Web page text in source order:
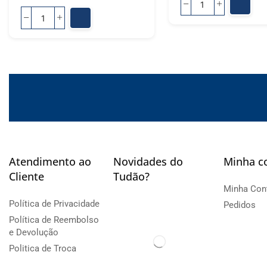
Atendimento ao
Cliente
Política de Privacidade
Política de Reembolso
e Devolução
Politica de Troca
Novidades do
Tudão?
Minha
Minha
Pedidos